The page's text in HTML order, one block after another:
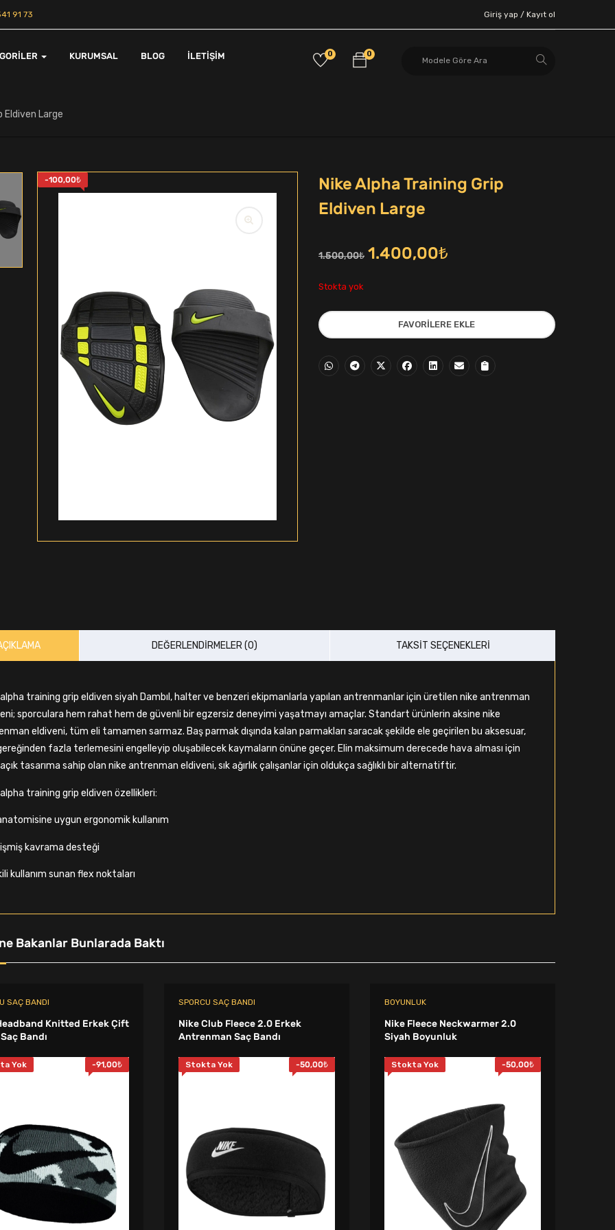
91 73 Giriş yap / Kayıt ol
KURUMSAL BLOG İLETIŞIM 0
0
Eldiven Large
-100,00₺
Nike Alpha Training Grip
Eldiven Large
1.500,00₺ Orijinal
1.500,00₺.
1.400,00₺Şu
fiyat:
1.400,00₺.
Stokta yok
FAVORILERE EKLE
DEĞERLENDIRMELER (0) TAKSIT SEÇENEKLERI
alpha training grip eldiven siyah Dambıl, halter ve benzeri ekipmanlarla yapılan antrenmanlar için üretilen nike antrenman
sporculara hem rahat hem de güvenli bir egzersiz deneyimi yaşatmayı amaçlar. Standart ürünlerin aksine nike
eldiveni, tüm eli tamamen sarmaz. Baş parmak dışında kalan parmakları saracak şekilde ele geçirilen bu aksesuar,
fazla terlemesini engelleyip oluşabilecek kaymaların önüne geçer. Elin maksimum derecede hava alması için
tasarıma sahip olan nike antrenman eldiveni, sık ağırlık çalışanlar için oldukça sağlıklı bir alternatiftir.
alpha training grip eldiven özellikleri:
uygun ergonomik kullanım
kavrama desteği
kullanım sunan flex noktaları
Bakanlar Bunlarada Baktı
SAÇ BANDI
Knitted Erkek Çift
Bandı
Yok -91,00₺
SPORCU SAÇ BANDI
Nike Club Fleece 2.0 Erkek
Antrenman Saç Bandı
Stokta Yok -50,00₺
BOYUNLUK
Nike Fleece Neckwarmer 2.0
Siyah Boyunluk
Stokta Yok -50,00₺